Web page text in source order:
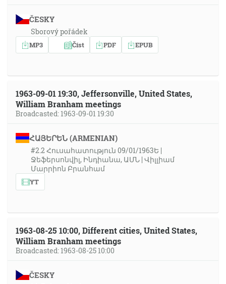
ČESKY
Sborový pořádek
MP3 Číst PDF EPUB
1963-09-01 19:30, Jeffersonville, United States,
William Branham meetings
Broadcasted: 1963-09-01 19:30
ՀԱՅԵՐԵՆ (ARMENIAN)
#2.2 Հուսահատություն 09/01/1963Ե |
Ջեֆերսոնվիլ, Ինդիանա, ԱՄՆ | Վիլլիամ
Մարրիոն Բրանհամ
YT
1963-08-25 10:00, Different cities, United States,
William Branham meetings
Broadcasted: 1963-08-25 10:00
ČESKY